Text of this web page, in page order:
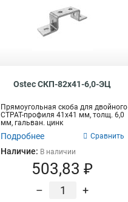
Ostec СКП-82х41-6,0-ЭЦ
Прямоугольная скоба для двойного
СТРАТ-профиля 41х41 мм, толщ. 6,0
мм, гальван. цинк
Подробнее Сравнить
Наличие: В наличии
503,83 ₽
– +